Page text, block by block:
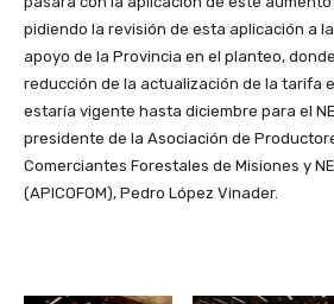
pidiendo la revisión de esta aplicación a
apoyo de la Provincia en el planteo,
reducción de la actualización de la tarifa
estaría vigente hasta diciembre para el
presidente de la Asociación de
Comerciantes Forestales de Misiones y
(APICOFOM), Pedro López Vinader.